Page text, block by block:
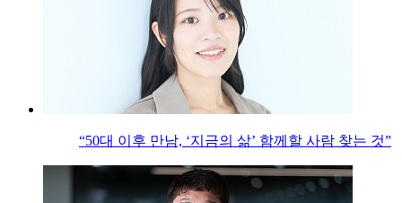
“50대 이후 만남, ‘지금의 삶’ 함께할 사람 찾는 것”